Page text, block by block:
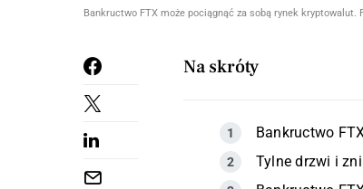
Bankructwo FTX może pociągnąć za sobą rynek
Na skróty
Bankructwo
Tylne drzwi i